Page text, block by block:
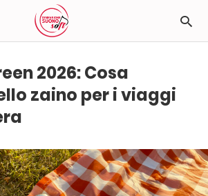
2026: Cosa
zaino per i viaggi